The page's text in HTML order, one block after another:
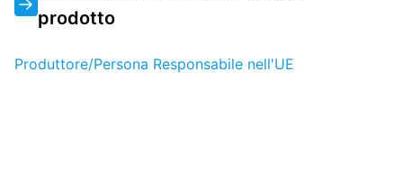
prodotto
Produttore/Persona Responsabile nell'UE